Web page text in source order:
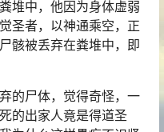
堆中，他因为身体虚弱
圣者，以神通乘空，正
骸被丢弃在粪堆中，即
的尸体，觉得奇怪，一
的出家人竟是得道圣